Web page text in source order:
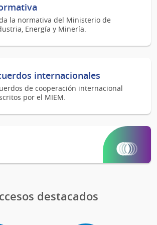
la normativa del Ministerio de
Energía y Minería.
internacionales
de cooperación internacional
por el MIEM.
destacados